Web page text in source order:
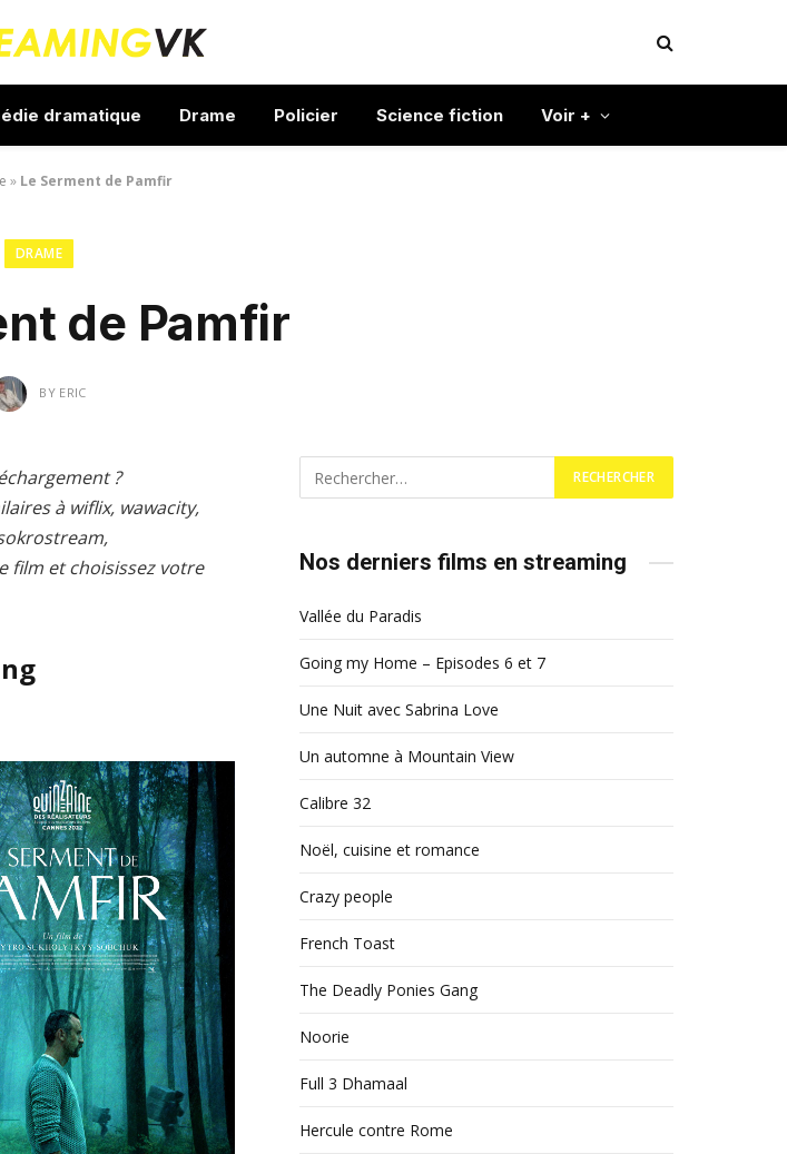
dramatique Drame Policier Science fiction Voir +
» Le Serment de Pamfir
DRAME
de Pamfir
BY ERIC
?
à wiflix, wawacity,
film et choisissez votre
Nos derniers films en streaming
Vallée du Paradis
Going my Home – Episodes 6 et 7
Une Nuit avec Sabrina Love
Un automne à Mountain View
Calibre 32
Noël, cuisine et romance
Crazy people
French Toast
The Deadly Ponies Gang
Noorie
Full 3 Dhamaal
Hercule contre Rome